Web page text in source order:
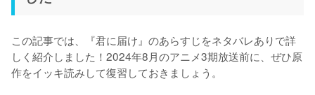
この記事では、『君に届け』のあらすじをネタバレありで詳
しく紹介しました！2024年8月のアニメ3期放送前に、ぜひ原
作をイッキ読みして復習しておきましょう。